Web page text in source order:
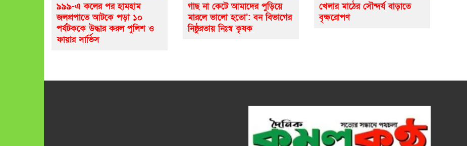
৯৯৯-এ কলের পর হামহাম
জলপ্রপাতে আটকে পড়া ১০
পর্যটককে উদ্ধার করল পুলিশ ও
ফায়ার সার্ভিস
গাছ না কেটে আমাদের পুড়িয়ে
মারলে ভালো হতো’: বন বিভাগের
নিষ্ঠুরতায় নিঃস্ব কৃষক
খেলার মাঠের সৌন্দর্য বাড়াতে
বৃক্ষরোপণ